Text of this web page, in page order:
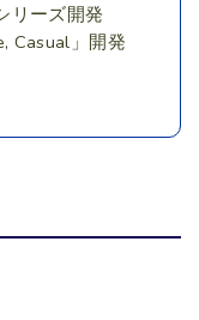
リーズ開発
Casual」開発